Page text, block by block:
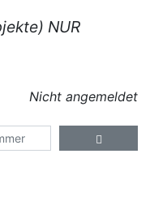
NUR
Nicht angemeldet